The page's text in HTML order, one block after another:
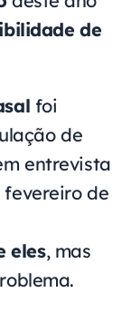
de
foi
de
entrevista
fevereiro de
eles, mas